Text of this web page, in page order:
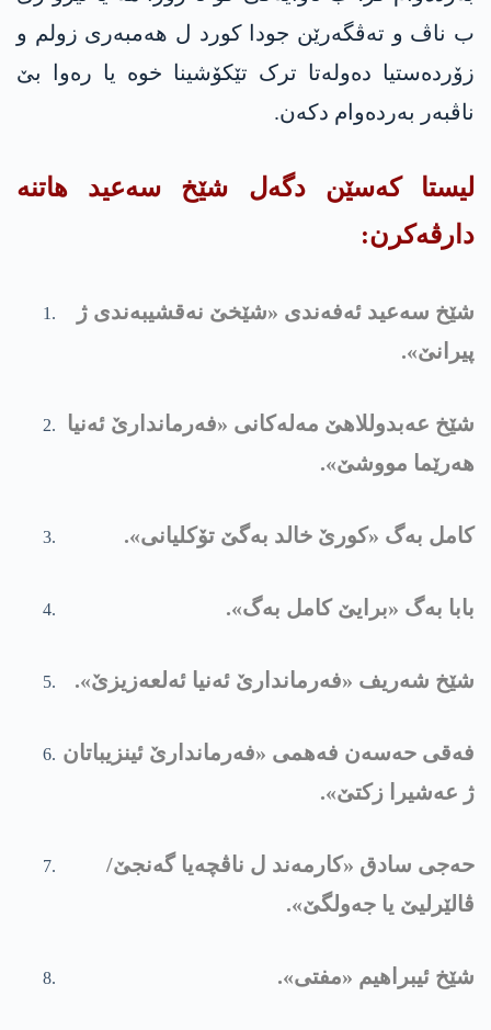
ب ناڤ و تەڤگەرێن جودا کورد ل ھەمبەری زولم و
زۆردەستیا دەولەتا ترک تێکۆشینا خوە یا رەوا بێ
ناڤبەر بەردەوام دکەن.
لیستا کەسێن دگەل شێخ سەعید ھاتنە
دارڤه‌كرن:
شێخ سەعید ئەفەندی «شێخێ نەقشیبەندی ژ
پیرانێ».
شێخ عەبدوللاھێ مەلەکانی «فەرماندارێ ئەنیا
ھەرێما مووشێ».
کامل بەگ «کورێ خالد بەگێ تۆکلیانی».
بابا بەگ «برایێ کامل بەگ».
شێخ شەریف «فەرماندارێ ئەنیا ئەلعەزیزێ».
فەقی حەسەن فەھمی «فەرماندارێ ئینزیباتان
ژ عەشیرا زکتێ».
حەجی سادق «کارمەند ل ناڤچەیا گەنجێ/
ڤالێرلیێ یا جەولگێ».
شێخ ئیبراھیم «مفتی».